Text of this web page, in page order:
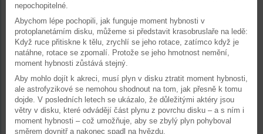
nepochopitelné.
Abychom lépe pochopili, jak funguje moment hybnosti v
protoplanetárním disku, můžeme si představit krasobruslaře na ledě:
Když ruce přitiskne k tělu, zrychlí se jeho rotace, zatímco když je
natáhne, rotace se zpomalí. Protože se jeho hmotnost nemění,
moment hybnosti zůstává stejný.
Aby mohlo dojít k akreci, musí plyn v disku ztratit moment hybnosti,
ale astrofyzikové se nemohou shodnout na tom, jak přesně k tomu
dojde. V posledních letech se ukázalo, že důležitými aktéry jsou
větry v disku, které odvádějí část plynu z povrchu disku – a s ním i
moment hybnosti – což umožňuje, aby se zbylý plyn pohyboval
směrem dovnitř a nakonec spadl na hvězdu.